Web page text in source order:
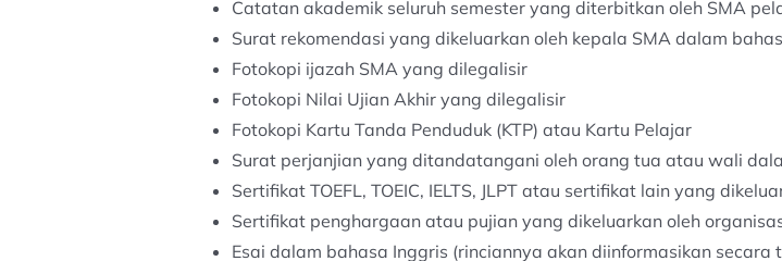
Catatan akademik seluruh semester yang diterbitkan oleh SMA
Surat rekomendasi yang dikeluarkan oleh kepala SMA dalam
Fotokopi ijazah SMA yang dilegalisir
Fotokopi Nilai Ujian Akhir yang dilegalisir
Fotokopi Kartu Tanda Penduduk (KTP) atau Kartu Pelajar
Surat perjanjian yang ditandatangani oleh orang tua atau wali
Sertifikat TOEFL, TOEIC, IELTS, JLPT atau sertifikat lain yang
Sertifikat penghargaan atau pujian yang dikeluarkan oleh
Esai dalam bahasa Inggris (rinciannya akan diinformasikan